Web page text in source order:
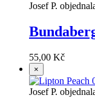
Josef P.
55,00 Kč
×
Josef P.